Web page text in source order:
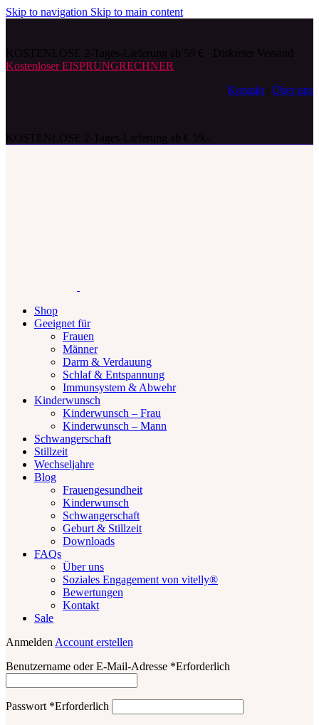
Skip to navigation Skip to main content
Kostenloser EISPRUNGRECHNER
Kontakt
Über uns
Shop
Geeignet für
Frauen
Männer
Darm & Verdauung
Schlaf & Entspannung
Immunsystem & Abwehr
Kinderwunsch
Kinderwunsch – Frau
Kinderwunsch – Mann
Schwangerschaft
Stillzeit
Wechseljahre
Blog
Frauengesundheit
Kinderwunsch
Schwangerschaft
Geburt & Stillzeit
Downloads
FAQs
Über uns
Soziales Engagement von vitelly®
Bewertungen
Kontakt
Sale
Anmelden Account erstellen
Benutzername oder E-Mail-Adresse *Erforderlich
Passwort *Erforderlich